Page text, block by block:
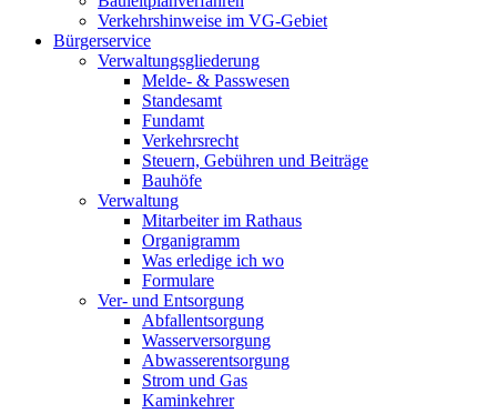
Verkehrshinweise im VG-Gebiet
Bürgerservice
Verwaltungsgliederung
Melde- & Passwesen
Standesamt
Fundamt
Verkehrsrecht
Steuern, Gebühren und Beiträge
Bauhöfe
Verwaltung
Mitarbeiter im Rathaus
Organigramm
Was erledige ich wo
Formulare
Ver- und Entsorgung
Abfallentsorgung
Wasserversorgung
Abwasserentsorgung
Strom und Gas
Kaminkehrer